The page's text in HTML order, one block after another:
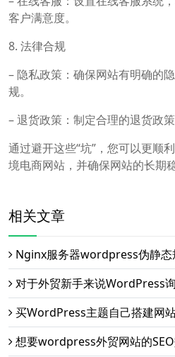
客户满意度。
8. 法律合规
– 隐私政策：确保网站有明确的
规。
– 退货政策：制定合理的退货政
通过避开这些“坑”，您可以更顺
境电商网站，并确保网站的长期
相关文章
Nginx服务器wordpress伪静态
对于外贸新手来说WordPress
买WordPress主题自己搭建网
想要wordpress外贸网站的